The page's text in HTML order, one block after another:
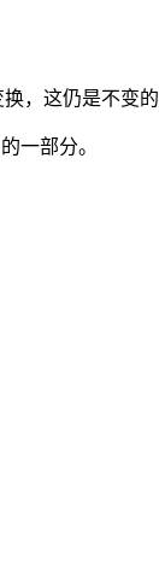
，这仍是不变的
一部分。